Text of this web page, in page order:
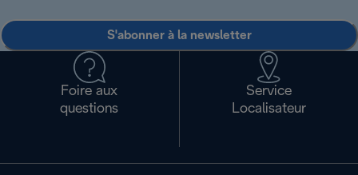
S'abonner à la newsletter
Foire aux
questions
Service
Localisateur